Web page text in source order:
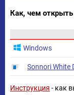
Как, чем
Windows
Sonnori White
Инструкция - как